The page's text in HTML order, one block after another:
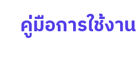
คู่มือการใช้งาน